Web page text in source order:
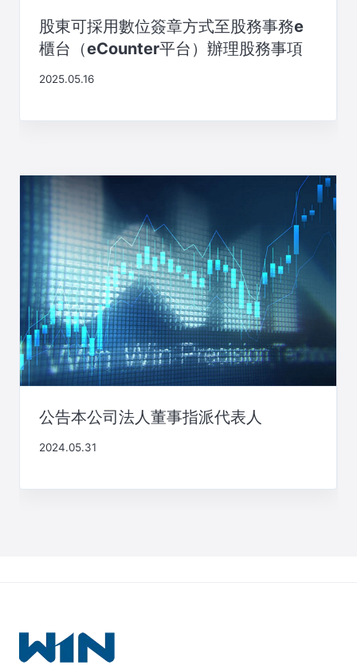
股東可採用數位簽章方式至股務事務e
櫃台（eCounter平台）辦理股務事項
2025.05.16
公告本公司法人董事指派代表人
2024.05.31